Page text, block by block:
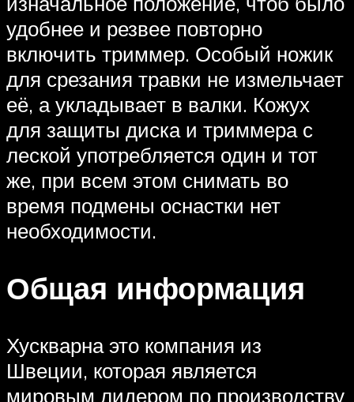
удобнее и резвее повторно
включить триммер. Особый ножик
для срезания травки не измельчает
её, а укладывает в валки. Кожух
для защиты диска и триммера с
леской употребляется один и тот
же, при всем этом снимать во
время подмены оснастки нет
необходимости.
Общая информация
Хускварна это компания из
Швеции, которая является
мировым лидером по производству